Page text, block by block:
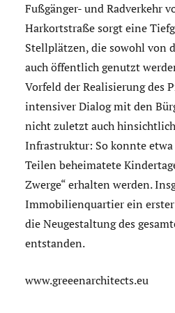
Fußgänger- und Radverkehr
Harkortstraße sorgt eine
Stellplätzen, die sowohl von
auch öffentlich genutzt
Vorfeld der Realisierung des
intensiver Dialog mit den
nicht zuletzt auch
Infrastruktur: So konnte
Teilen beheimatete
Zwerge“ erhalten werden.
Immobilienquartier ein
die Neugestaltung des
entstanden.
www.greeenarchitects.eu